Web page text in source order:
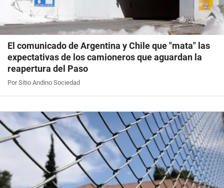
El comunicado de Argentina y Chile que "mata" las
expectativas de los camioneros que aguardan la
reapertura del Paso
Por Sitio Andino Sociedad